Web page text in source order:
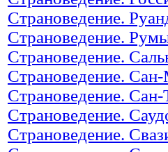
Страноведение.
Страноведение.
Страноведение.
Страноведение.
Страноведение.
Страноведение.
Страноведение.